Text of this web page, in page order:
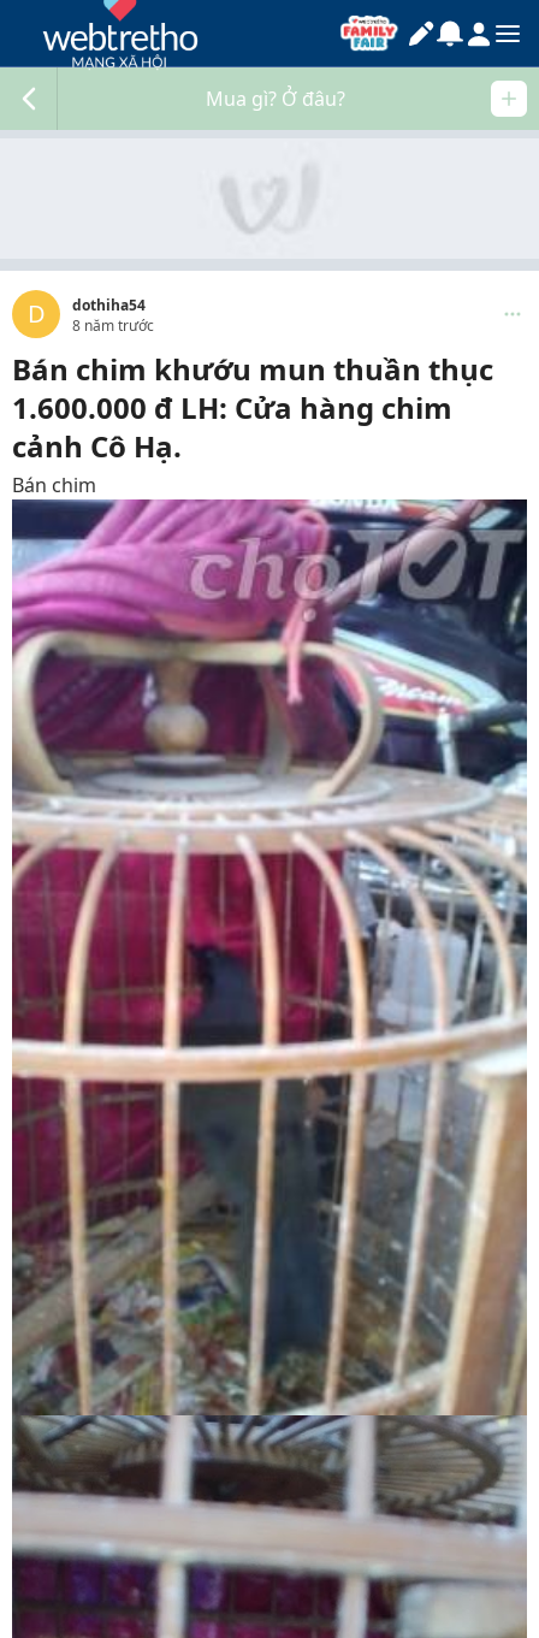
Mua gì? Ở đâu?
D
dothiha54
8 năm trước
Bán chim khướu mun thuần thục
1.600.000 đ LH: Cửa hàng chim
cảnh Cô Hạ.
Bán chim